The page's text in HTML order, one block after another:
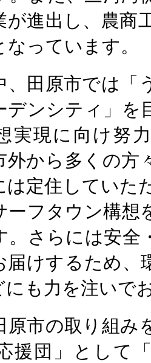
が進出し、農商
っています。
、田原市では「
デンシティ」を
実現に向け努
外から多くの方
は定住していた
ーフタウン構想
。さらには安全
届けするため、
にも力を注いで
原市の取り組み
援団」として